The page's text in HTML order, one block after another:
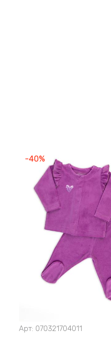
-40%
Арт: 070321704011